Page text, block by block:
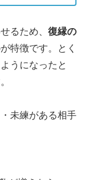
るため、 復縁の
特徴です。とく
うになったと
未練がある相手